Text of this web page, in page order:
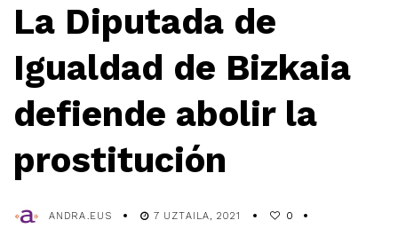
La Diputada de
Igualdad de Bizkaia
defiende abolir la
prostitución
ANDRA.EUS 7 UZTAILA, 2021 0